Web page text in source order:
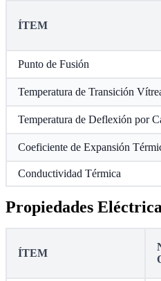
ÍTEM
Punto de Fusión
Temperatura de Transición
Temperatura de Deflexión por
Coeficiente de Expansión
Conductividad Térmica
Propiedades
ÍTEM